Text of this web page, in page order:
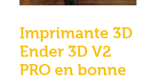
Imprimante 3D
Ender 3D V2
PRO en bonne